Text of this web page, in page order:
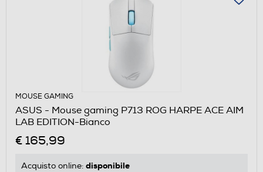
MOUSE GAMING
ASUS - Mouse gaming P713 ROG HARPE ACE AIM
LAB EDITION-Bianco
€ 165,99
Acquisto online: disponibile